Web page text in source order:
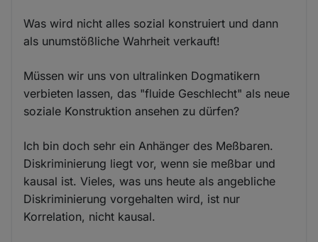
Was wird nicht alles sozial konstruiert und dann
als unumstößliche Wahrheit verkauft!
Müssen wir uns von ultralinken Dogmatikern
verbieten lassen, das "fluide Geschlecht" als neue
soziale Konstruktion ansehen zu dürfen?
Ich bin doch sehr ein Anhänger des Meßbaren.
Diskriminierung liegt vor, wenn sie meßbar und
kausal ist. Vieles, was uns heute als angebliche
Diskriminierung vorgehalten wird, ist nur
Korrelation, nicht kausal.